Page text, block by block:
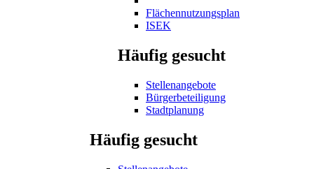
Flächennutzungsplan
ISEK
Häufig gesucht
Stellenangebote
Bürgerbeteiligung
Stadtplanung
Häufig gesucht